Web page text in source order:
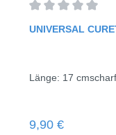
UNIVERSAL
Länge: 17
Regulärer Preis:
9,90 €